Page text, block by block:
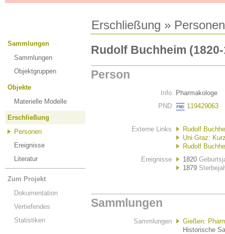
Erschließung » Personen
Sammlungen
Sammlungen
Objektgruppen
Objekte
Materielle Modelle
Erschließung
Personen
Ereignisse
Literatur
Zum Projekt
Dokumentation
Vertiefendes
Statistiken
Rudolf Buchheim
Person
Info
Pharmakologe
PND
119429063
Externe Links
Rudolf
Uni Graz:
Rudolf
Ereignisse
1820
1879
Sammlungen
Sammlungen
Gießen:
Historische